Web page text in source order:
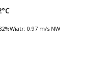
Wiatr: 0.97 m/s NW